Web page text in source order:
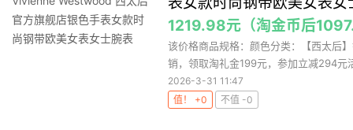
1219.98元（淘金币后
该价格商品规格：颜色分类：【西太后
销，领取淘礼金199元，参加立减294元
2026-3-31 11:47
值！ +0
不值 -0